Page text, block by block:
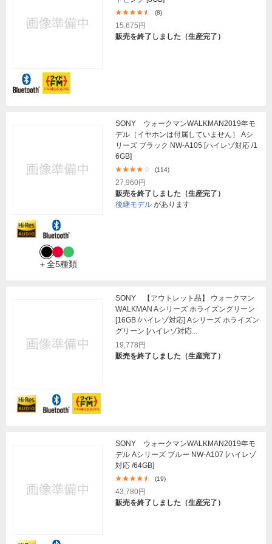
(8)
15,675円
販売を終了しました（生産完了）
＋全5種類
SONY ウォークマンWALKMAN2019年モ
デル［イヤホンは付属していません］ Aシ
リーズ ブラック NW-A105 [ハイレゾ対応 /1
6GB]
(114)
27,960円
販売を終了しました（生産完了）
後継モデル があります
SONY 【アウトレット品】 ウォークマン
WALKMAN Aシリーズ ホライズングリーン
[16GB /ハイレゾ対応] Aシリーズ ホライズン
グリーン [ハイレゾ対応...
19,778円
販売を終了しました（生産完了）
SONY ウォークマンWALKMAN2019年モ
デル Aシリーズ ブルー NW-A107 [ハイレゾ
対応 /64GB]
(19)
43,780円
販売を終了しました（生産完了）